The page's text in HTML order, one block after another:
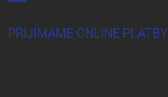
PŘIJÍMÁME ONLINE PLATBY